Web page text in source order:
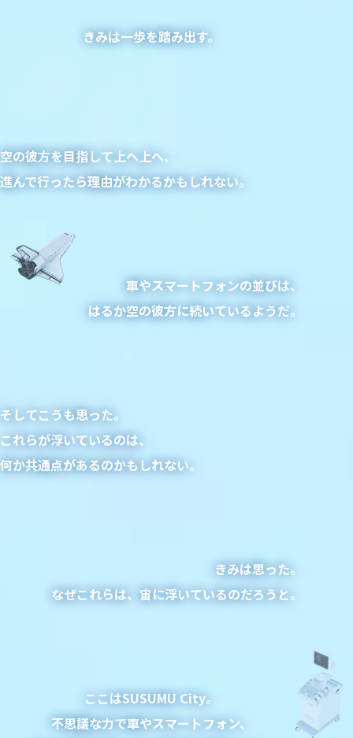
きみは一歩を踏み出す。
空の彼方を目指して上へ上へ、
進んで行ったら理由がわかるかもしれない。
車やスマートフォンの並びは、
はるか空の彼方に続いているようだ。
そしてこうも思った。
これらが浮いているのは、
何か共通点があるのかもしれない。
きみは思った。
なぜこれらは、宙に浮いているのだろうと。
ここはSUSUMU City。
不思議な力で車やスマートフォン、